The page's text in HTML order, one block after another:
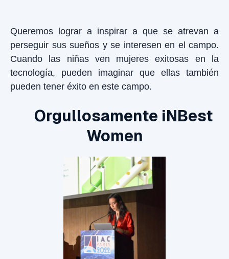
Queremos lograr a inspirar a que se atrevan a
perseguir sus sueños y se interesen en el campo.
Cuando las niñas ven mujeres exitosas en la
tecnología, pueden imaginar que ellas también
pueden tener éxito en este campo.
Orgullosamente iNBest
Women